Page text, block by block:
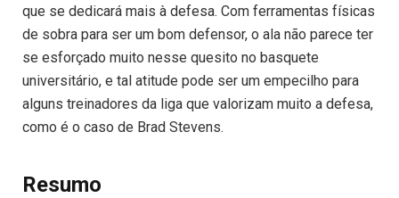
que se dedicará mais à defesa. Com ferramentas físicas
de sobra para ser um bom defensor, o ala não parece ter
se esforçado muito nesse quesito no basquete
universitário, e tal atitude pode ser um empecilho para
alguns treinadores da liga que valorizam muito a defesa,
como é o caso de Brad Stevens.
Resumo